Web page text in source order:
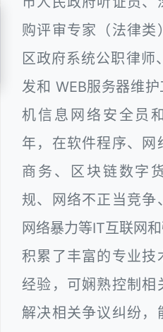
购评审专家（法律类
区政府系统公职律师
发和 WEB服务器维
机信息网络安全员
年，在软件程序、网
商务、区块链数字
规、网络不正当竞争
网络暴力等IT互联网
积累了丰富的专业技
经验，可娴熟控制相
解决相关争议纠纷，